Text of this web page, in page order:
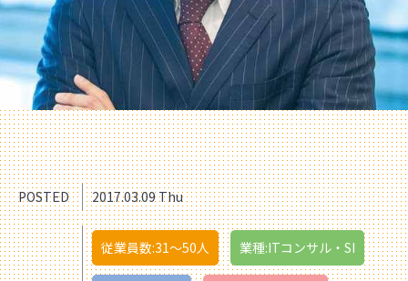
POSTED 2017.03.09 Thu
従業員数:31〜50人 業種:ITコンサル・SI